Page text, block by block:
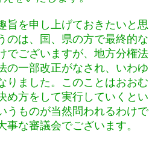
を申し上げておきたいと思
のは、国、県の方で最終的な
でございますが、地方分権法
の一部改正がなされ、いわゆ
りました。このことはおおむ
め方をして実行していくとい
うものが当然問われるわけで
な審議会でございます。